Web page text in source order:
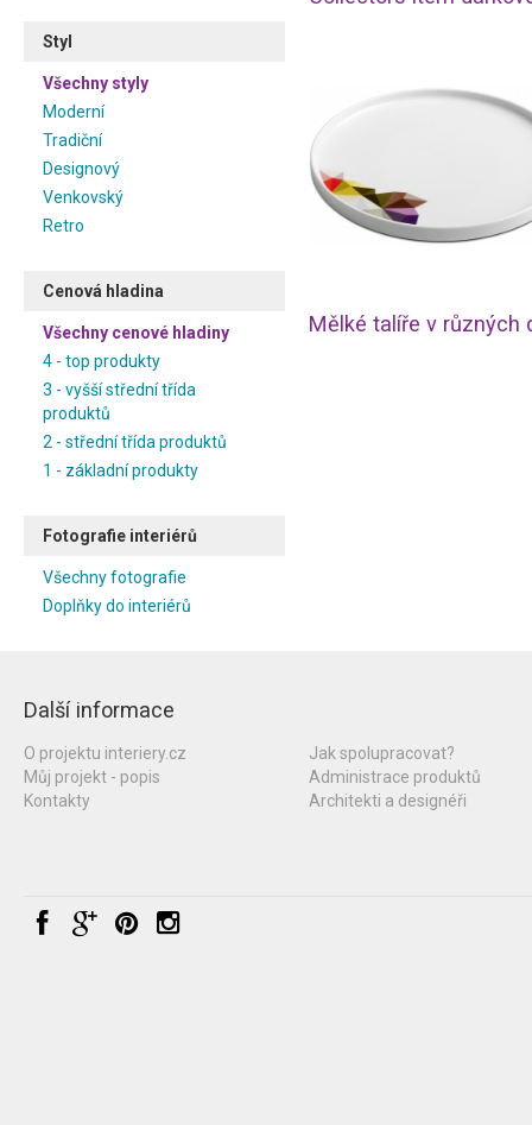
Styl
Všechny styly
Moderní
Tradiční
Designový
Venkovský
Retro
Cenová hladina
Všechny cenové hladiny
4 - top produkty
3 - vyšší střední třída
produktů
2 - střední třída produktů
1 - základní produkty
Fotografie interiérů
Všechny fotografie
Doplňky do interiérů
Další informace
O projektu interiery.cz
Můj projekt - popis
Kontakty
Jak spolupracovat?
Administrace produktů
Architekti a designéři